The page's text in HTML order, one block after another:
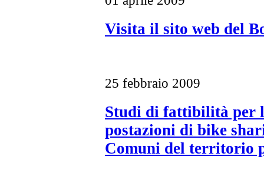
Visita il sito web del
25 febbraio 2009
Studi di fattibilità per
postazioni di bike
Comuni del territorio